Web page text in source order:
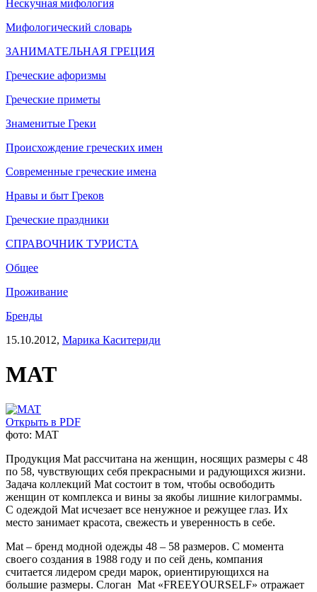
Нескучная мифология
Мифологический словарь
ЗАНИМАТЕЛЬНАЯ ГРЕЦИЯ
Греческие афоризмы
Греческие приметы
Знаменитые Греки
Происхождение греческих имен
Современные греческие имена
Нравы и быт Греков
Греческие праздники
СПРАВОЧНИК ТУРИСТА
Общее
Проживание
Бренды
15.10.2012, Марика Каситериди
MAT
Открыть в PDF
фото: MAT
Продукция Mat рассчитана на женщин, носящих размеры с 48
по 58, чувствующих себя прекрасными и радующихся жизни.
Задача коллекций Mat состоит в том, чтобы освободить
женщин от комплекса и вины за якобы лишние килограммы.
С одеждой Mat исчезает все ненужное и режущее глаз. Их
место занимает красота, свежесть и уверенность в себе.
Mat – бренд модной одежды 48 – 58 размеров. С момента
своего создания в 1988 году и по сей день, компания
считается лидером среди марок, ориентирующихся на
большие размеры. Слоган Mat «FREEYOURSELF» отражает